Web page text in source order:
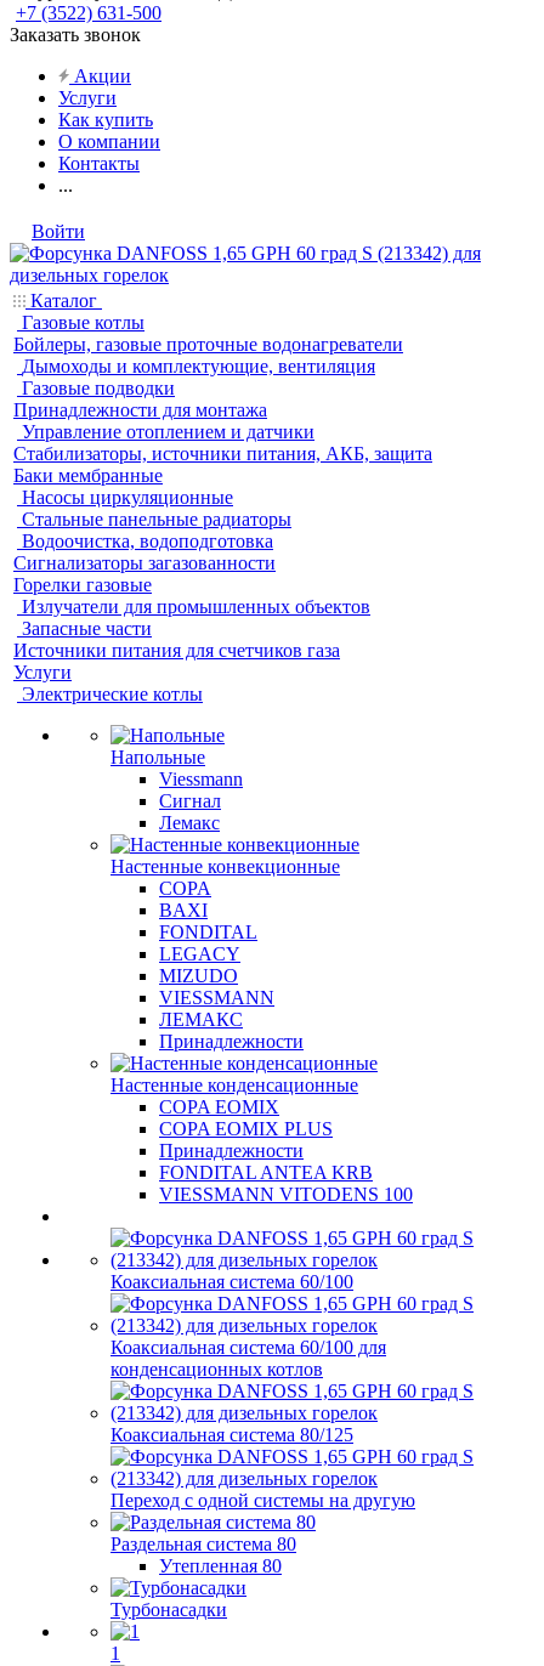
+7 (3522) 631-500
Заказать звонок
Акции
Услуги
Как купить
О компании
Контакты
...
Войти
Каталог
Газовые котлы
Бойлеры, газовые проточные водонагреватели
Дымоходы и комплектующие, вентиляция
Газовые подводки
Принадлежности для монтажа
Управление отоплением и датчики
Стабилизаторы, источники питания, АКБ, защита
Баки мембранные
Насосы циркуляционные
Стальные панельные радиаторы
Водоочистка, водоподготовка
Сигнализаторы загазованности
Горелки газовые
Излучатели для промышленных объектов
Запасные части
Источники питания для счетчиков газа
Услуги
Электрические котлы
Напольные
Viessmann
Сигнал
Лемакс
Настенные конвекционные
COPA
BAXI
FONDITAL
LEGACY
MIZUDO
VIESSMANN
ЛЕМАКС
Принадлежности
Настенные конденсационные
COPA EOMIX
COPA EOMIX PLUS
Принадлежности
FONDITAL ANTEA KRB
VIESSMANN VITODENS 100
Коаксиальная система 60/100
Коаксиальная система 60/100 для
конденсационных котлов
Коаксиальная система 80/125
Переход с одной системы на другую
Раздельная система 80
Утепленная 80
Турбонасадки
1